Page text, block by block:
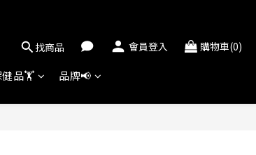
找商品 會員登入 購物車(0)
健品🏋️ 品牌📢